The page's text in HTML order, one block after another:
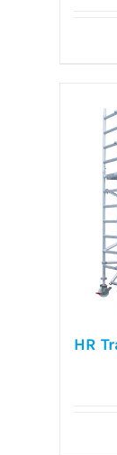
HR